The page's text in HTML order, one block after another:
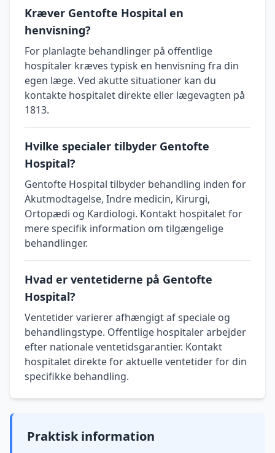
Kræver Gentofte Hospital en
henvisning?
For planlagte behandlinger på offentlige
hospitaler kræves typisk en henvisning fra din
egen læge. Ved akutte situationer kan du
kontakte hospitalet direkte eller lægevagten på
1813.
Hvilke specialer tilbyder Gentofte
Hospital?
Gentofte Hospital tilbyder behandling inden for
Akutmodtagelse, Indre medicin, Kirurgi,
Ortopædi og Kardiologi. Kontakt hospitalet for
mere specifik information om tilgængelige
behandlinger.
Hvad er ventetiderne på Gentofte
Hospital?
Ventetider varierer afhængigt af speciale og
behandlingstype. Offentlige hospitaler arbejder
efter nationale ventetidsgarantier. Kontakt
hospitalet direkte for aktuelle ventetider for din
specifikke behandling.
Praktisk information